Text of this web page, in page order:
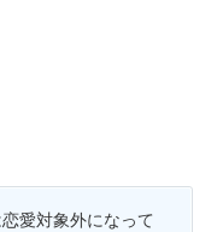
愛対象外になって